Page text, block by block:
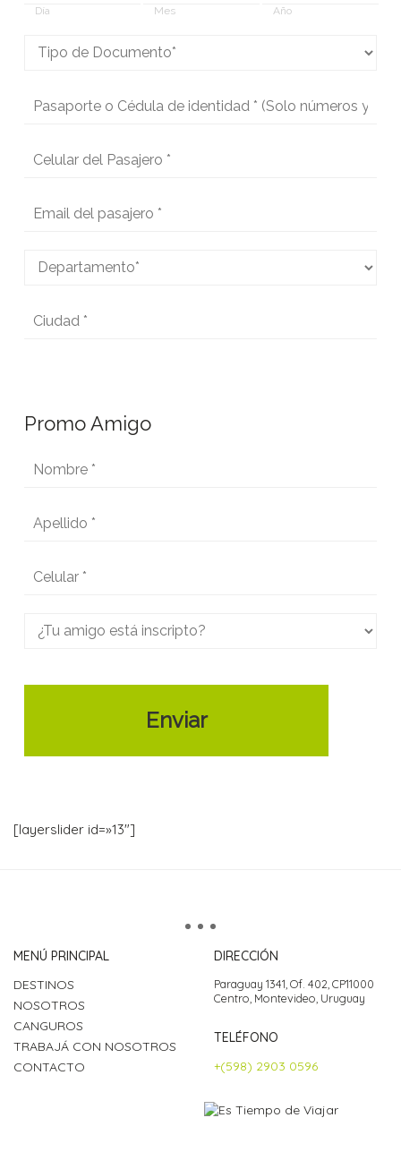
Día Mes Año
Promo Amigo
Enviar
[layerslider id=»13″]
MENÚ PRINCIPAL
DESTINOS
NOSOTROS
CANGUROS
TRABAJÁ CON NOSOTROS
CONTACTO
DIRECCIÓN
Paraguay 1341, Of. 402, CP11000
Centro, Montevideo, Uruguay
TELÉFONO
+(598) 2903 0596